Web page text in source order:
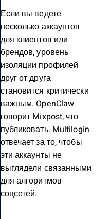
Если вы ведете
несколько аккаунтов
для клиентов или
брендов, уровень
изоляции профилей
друг от друга
становится критически
важным. OpenClaw
говорит Mixpost, что
публиковать. Multilogin
отвечает за то, чтобы
эти аккаунты не
выглядели связанными
для алгоритмов
соцсетей.